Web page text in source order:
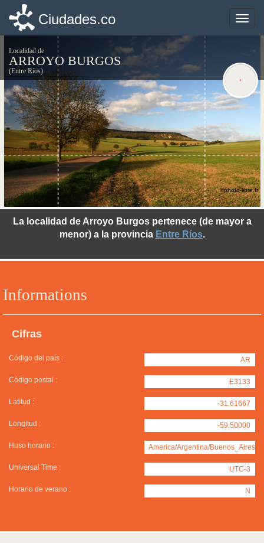
Toggle
Ciudades.co
Localidad de
ARROYO BURGOS
(Entre Ríos)
Informations
Cifras
Código del país : AR
Código postal : E3133
Latitud : -31.61667
Longitud : -59.50000
Huso horario : America/Argentina/Buenos_Aires
Universal Time : UTC-3
Horario de verano : N
La localidad de Arroyo Burgos pertenece (de mayor a
menor) a la provincia Entre Ríos.
©photo-libre.fr
Toggle
Ciudades.co